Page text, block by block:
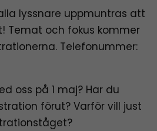
lyssnare uppmuntras att
Temat och fokus kommer
Telefonummer:
oss på 1 maj? Har du
förut? Varför vill just